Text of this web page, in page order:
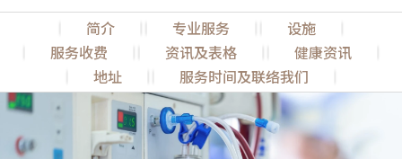
简介 专业服务
设施
服务收费
资讯及表格
健康资讯
地址
服务时间及联络我们